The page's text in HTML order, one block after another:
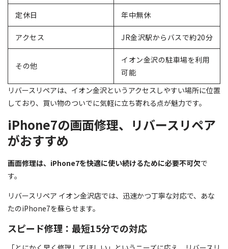
定休日 年中無休
アクセス JR金沢駅からバスで約20分
その他
イオン金沢の駐車場を利用
可能
リバースリペアは、イオン金沢というアクセスしやすい場所に位置
しており、買い物のついでに気軽に立ち寄れる点が魅力です。
iPhone7の画面修理、リバースリペア
がおすすめ
画面修理は、iPhone7を快適に使い続けるために必要不可欠で
す。
リバースリペア イオン金沢店では、迅速かつ丁寧な対応で、あな
たのiPhone7を蘇らせます。
スピード修理：最短15分での対応